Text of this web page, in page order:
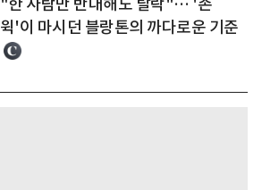
"한 사람만 반대해도 탈락"… '존
윅'이 마시던 블랑톤의 까다로운 기준